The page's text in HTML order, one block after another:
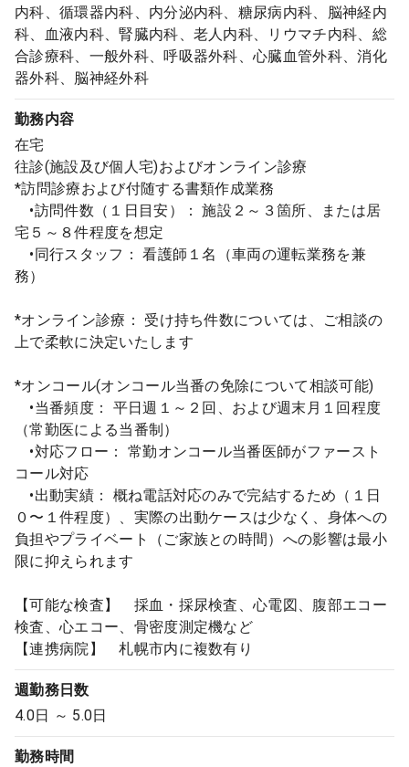
内科、循環器内科、内分泌内科、糖尿病内科、脳神経内
科、血液内科、腎臓内科、老人内科、リウマチ内科、総
合診療科、一般外科、呼吸器外科、心臓血管外科、消化
器外科、脳神経外科
勤務内容
在宅
往診(施設及び個人宅)およびオンライン診療
*訪問診療および付随する書類作成業務
•訪問件数（１日目安）： 施設２～３箇所、または居
宅５～８件程度を想定
•同行スタッフ： 看護師１名（車両の運転業務を兼
務）
*オンライン診療： 受け持ち件数については、ご相談の
上で柔軟に決定いたします
*オンコール(オンコール当番の免除について相談可能)
•当番頻度： 平日週１～２回、および週末月１回程度
（常勤医による当番制）
•対応フロー： 常勤オンコール当番医師がファースト
コール対応
•出動実績： 概ね電話対応のみで完結するため（１日
０〜１件程度）、実際の出動ケースは少なく、身体への
負担やプライベート（ご家族との時間）への影響は最小
限に抑えられます
【可能な検査】 採血・採尿検査、心電図、腹部エコー
検査、心エコー、骨密度測定機など
【連携病院】 札幌市内に複数有り
週勤務日数
4.0日 ～ 5.0日
勤務時間